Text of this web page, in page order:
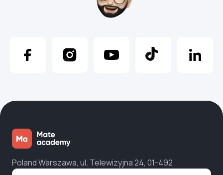
Poland Warszawa, ul. Telewizyjna 24, 01-492